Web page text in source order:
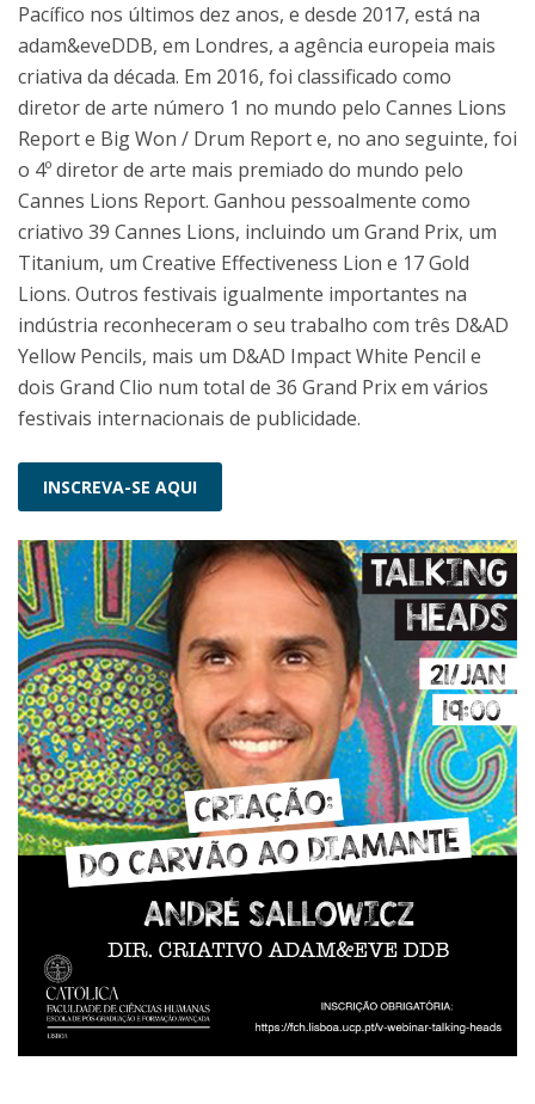
Pacífico nos últimos dez anos, e desde 2017, está na
adam&eveDDB, em Londres, a agência europeia mais
criativa da década. Em 2016, foi classificado como
diretor de arte número 1 no mundo pelo Cannes Lions
Report e Big Won / Drum Report e, no ano seguinte, foi
o 4º diretor de arte mais premiado do mundo pelo
Cannes Lions Report. Ganhou pessoalmente como
criativo 39 Cannes Lions, incluindo um Grand Prix, um
Titanium, um Creative Effectiveness Lion e 17 Gold
Lions. Outros festivais igualmente importantes na
indústria reconheceram o seu trabalho com três D&AD
Yellow Pencils, mais um D&AD Impact White Pencil e
dois Grand Clio num total de 36 Grand Prix em vários
festivais internacionais de publicidade.
INSCREVA-SE AQUI